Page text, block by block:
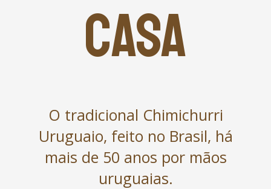
CASA
O tradicional Chimichurri
Uruguaio, feito no Brasil, há
mais de 50 anos por mãos
uruguaias.